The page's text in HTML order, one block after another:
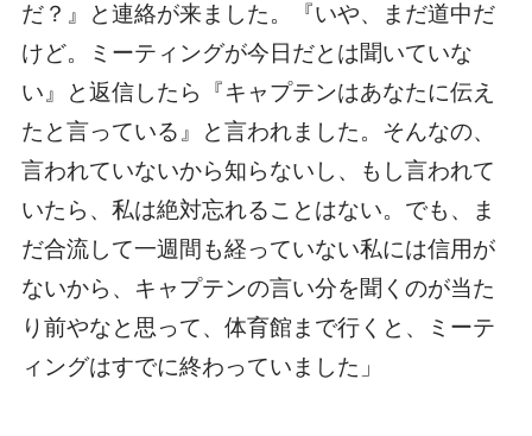
だ？』と連絡が来ました。『いや、まだ道中だ
けど。ミーティングが今日だとは聞いていな
い』と返信したら『キャプテンはあなたに伝え
たと言っている』と言われました。そんなの、
言われていないから知らないし、もし言われて
いたら、私は絶対忘れることはない。でも、ま
だ合流して一週間も経っていない私には信用が
ないから、キャプテンの言い分を聞くのが当た
り前やなと思って、体育館まで行くと、ミーテ
ィングはすでに終わっていました」